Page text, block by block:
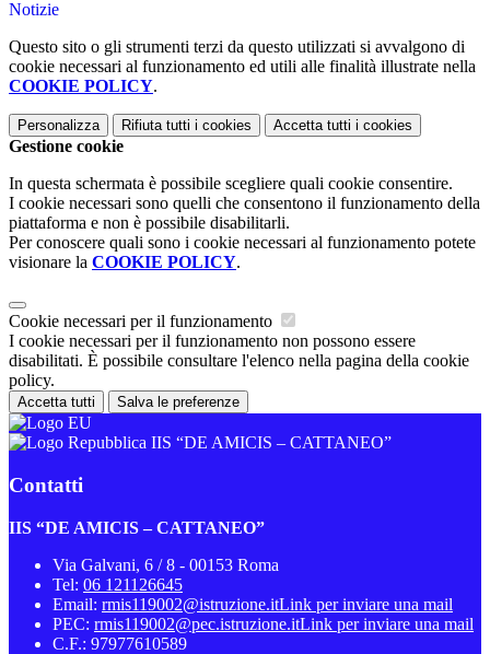
Notizie
Questo sito o gli strumenti terzi da questo utilizzati si avvalgono di
cookie necessari al funzionamento ed utili alle finalità illustrate nella
COOKIE POLICY.
Personalizza Rifiuta tutti i cookies Accetta tutti i cookies
Gestione cookie
In questa schermata è possibile scegliere quali cookie consentire.
I cookie necessari sono quelli che consentono il funzionamento della
piattaforma e non è possibile disabilitarli.
Per conoscere quali sono i cookie necessari al funzionamento potete
visionare la COOKIE POLICY.
Cookie necessari per il funzionamento
I cookie necessari per il funzionamento non possono essere
disabilitati. È possibile consultare l'elenco nella pagina della cookie
policy.
Accetta tutti Salva le preferenze
IIS “DE AMICIS – CATTANEO”
Contatti
IIS “DE AMICIS – CATTANEO”
Via Galvani, 6 / 8 - 00153 Roma
Tel: 06 121126645
Email: rmis119002@istruzione.itLink per inviare una mail
PEC: rmis119002@pec.istruzione.itLink per inviare una mail
C.F.: 97977610589